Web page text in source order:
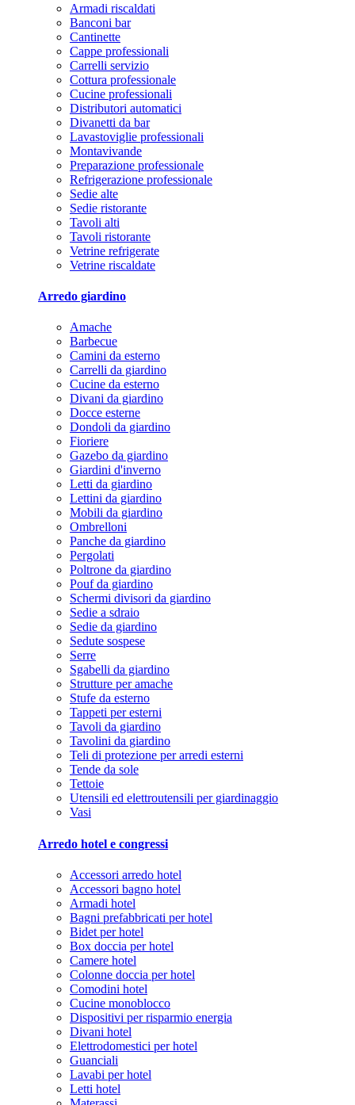
Armadi riscaldati
Banconi bar
Cantinette
Cappe professionali
Carrelli servizio
Cottura professionale
Cucine professionali
Distributori automatici
Divanetti da bar
Lavastoviglie professionali
Montavivande
Preparazione professionale
Refrigerazione professionale
Sedie alte
Sedie ristorante
Tavoli alti
Tavoli ristorante
Vetrine refrigerate
Vetrine riscaldate
Arredo giardino
Amache
Barbecue
Camini da esterno
Carrelli da giardino
Cucine da esterno
Divani da giardino
Docce esterne
Dondoli da giardino
Fioriere
Gazebo da giardino
Giardini d'inverno
Letti da giardino
Lettini da giardino
Mobili da giardino
Ombrelloni
Panche da giardino
Pergolati
Poltrone da giardino
Pouf da giardino
Schermi divisori da giardino
Sedie a sdraio
Sedie da giardino
Sedute sospese
Serre
Sgabelli da giardino
Strutture per amache
Stufe da esterno
Tappeti per esterni
Tavoli da giardino
Tavolini da giardino
Teli di protezione per arredi esterni
Tende da sole
Tettoie
Utensili ed elettroutensili per giardinaggio
Vasi
Arredo hotel e congressi
Accessori arredo hotel
Accessori bagno hotel
Armadi hotel
Bagni prefabbricati per hotel
Bidet per hotel
Box doccia per hotel
Camere hotel
Colonne doccia per hotel
Comodini hotel
Cucine monoblocco
Dispositivi per risparmio energia
Divani hotel
Elettrodomestici per hotel
Guanciali
Lavabi per hotel
Letti hotel